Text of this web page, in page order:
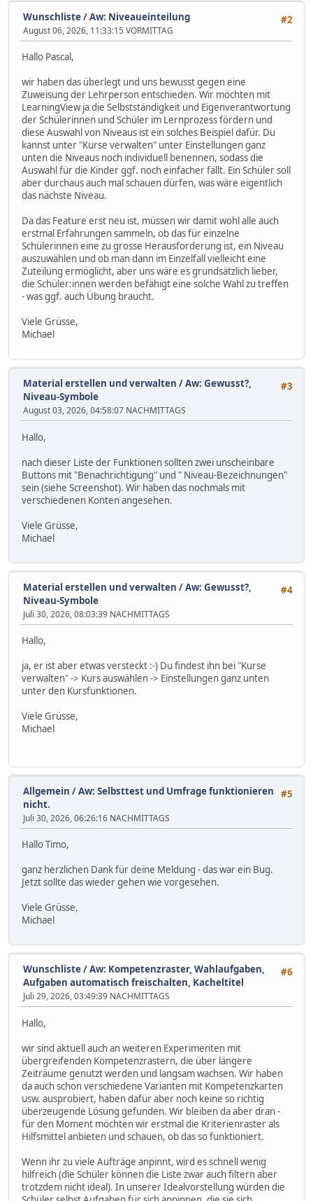
#2
Wunschliste/Aw: Niveaueinteilung
August 06, 2026, 11:33:15 VORMITTAG
Hallo Pascal,
wir haben das überlegt und uns bewusst gegen eine
Zuweisung der Lehrperson entschieden. Wir möchten mit
LearningView ja die Selbstständigkeit und Eigenverantwortung
der Schülerinnen und Schüler im Lernprozess fördern und
diese Auswahl von Niveaus ist ein solches Beispiel dafür. Du
kannst unter "Kurse verwalten" unter Einstellungen ganz
unten die Niveaus noch individuell benennen, sodass die
Auswahl für die Kinder ggf. noch einfacher fällt. Ein Schüler soll
aber durchaus auch mal schauen dürfen, was wäre eigentlich
das nächste Niveau.
Da das Feature erst neu ist, müssen wir damit wohl alle auch
erstmal Erfahrungen sammeln, ob das für einzelne
Schülerinnen eine zu grosse Herausforderung ist, ein Niveau
auszuwählen und ob man dann im Einzelfall vielleicht eine
Zuteilung ermöglicht, aber uns wäre es grundsätzlich lieber,
die Schüler:innen werden befähigt eine solche Wahl zu treffen
- was ggf. auch Übung braucht.
Viele Grüsse,
Michael
#3
Material erstellen und verwalten /Aw: Gewusst?,
Niveau-Symbole
August 03, 2026, 04:58:07 NACHMITTAGS
Hallo,
nach dieser Liste der Funktionen sollten zwei unscheinbare
Buttons mit "Benachrichtigung" und " Niveau-Bezeichnungen"
sein (siehe Screenshot). Wir haben das nochmals mit
verschiedenen Konten angesehen.
Viele Grüsse,
Michael
#4
Material erstellen und verwalten /Aw: Gewusst?,
Niveau-Symbole
Juli 30, 2026, 08:03:39 NACHMITTAGS
Hallo,
ja, er ist aber etwas versteckt :-) Du findest ihn bei "Kurse
verwalten" -> Kurs auswählen -> Einstellungen ganz unten
unter den Kursfunktionen.
Viele Grüsse,
Michael
#5
Allgemein /Aw: Selbsttest und Umfrage funktionieren
nicht.
Juli 30, 2026, 06:26:16 NACHMITTAGS
Hallo Timo,
ganz herzlichen Dank für deine Meldung - das war ein Bug.
Jetzt sollte das wieder gehen wie vorgesehen.
Viele Grüsse,
Michael
#6
Wunschliste/Aw: Kompetenzraster, Wahlaufgaben,
Aufgaben automatisch freischalten, Kacheltitel
Juli 29, 2026, 03:49:39 NACHMITTAGS
Hallo,
wir sind aktuell auch an weiteren Experimenten mit
übergreifenden Kompetenzrastern, die über längere
Zeiträume genutzt werden und langsam wachsen. Wir haben
da auch schon verschiedene Varianten mit Kompetenzkarten
usw. ausprobiert, haben dafür aber noch keine so richtig
überzeugende Lösung gefunden. Wir bleiben da aber dran -
für den Moment möchten wir erstmal die Kriterienraster als
Hilfsmittel anbieten und schauen, ob das so funktioniert.
Wenn ihr zu viele Aufträge anpinnt, wird es schnell wenig
hilfreich (die Schüler können die Liste zwar auch filtern aber
trotzdem nicht ideal). In unserer Idealvorstellung würden die